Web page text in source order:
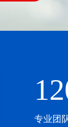
专业团